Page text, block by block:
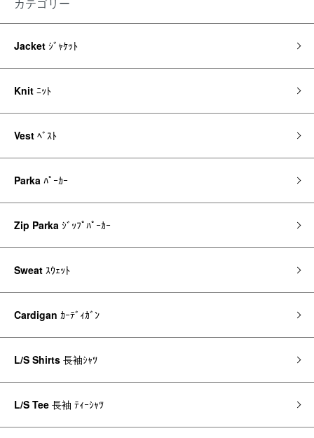
Jacket ｼﾞｬｹｯﾄ
Knit ﾆｯﾄ
Vest ﾍﾞｽﾄ
Parka ﾊﾟｰｶｰ
Zip Parka ｼﾞｯﾌﾟﾊﾟｰｶｰ
Sweat ｽｳｪｯﾄ
Cardigan ｶｰﾃﾞｨｶﾞﾝ
L/S Shirts 長袖ｼｬﾂ
L/S Tee 長袖 ﾃｨｰｼｬﾂ